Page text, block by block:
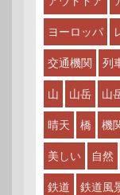
ヨーロッパ
交通機関 列
山 山岳 山
晴天 橋 機
美しい 自然
鉄道 鉄道風